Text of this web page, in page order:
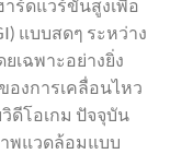
ร์ดแวร์ขั้นสูงเพื่อ
แบบสดๆ ระหว่าง
เฉพาะอย่างยิ่ง
องการเคลื่อนไหว
ดีโอเกม ปัจจุบัน
พแวดล้อมแบบ